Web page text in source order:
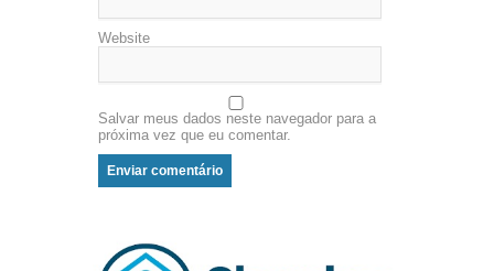
Website
Salvar meus dados neste navegador para a
próxima vez que eu comentar.